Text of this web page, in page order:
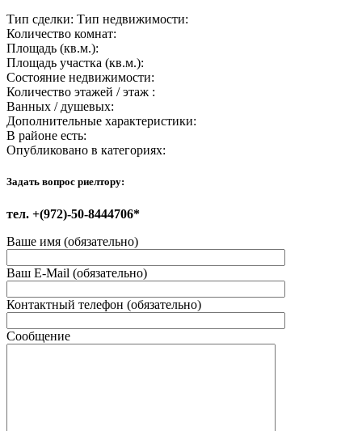
Тип сделки: Тип недвижимости:
Количество комнат:
Площадь (кв.м.):
Площадь участка (кв.м.):
Состояние недвижимости:
Количество этажей / этаж :
Ванных / душевых:
Дополнительные характеристики:
В районе есть:
Опубликовано в категориях:
Задать вопрос риелтору:
тел. +(972)-50-8444706*
Ваше имя (обязательно)
Ваш E-Mail (обязательно)
Контактный телефон (обязательно)
Сообщение